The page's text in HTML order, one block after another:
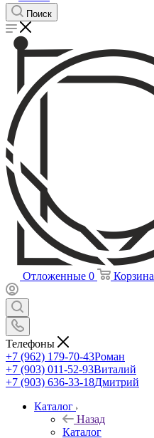
Поиск
Отложенные 0 Корзина
Телефоны
+7 (962) 179-70-43Роман
+7 (903) 011-52-93Виталий
+7 (903) 636-33-18Дмитрий
Каталог
Назад
Каталог